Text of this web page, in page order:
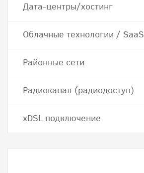
Дата-центры/хостинг
Облачные технологии / SaaS
Районные сети
Радиоканал (радиодоступ)
хDSL подключение